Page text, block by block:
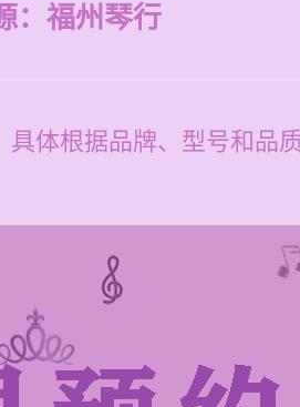
： 福州琴行
体根据品牌、型号和品